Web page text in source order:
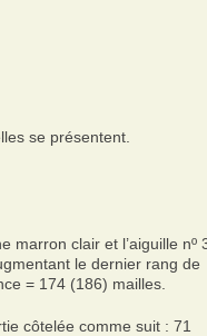
se présentent.
marron clair et l’aiguille nº
le dernier rang de
= 174 (186) mailles.
côtelée comme suit : 71